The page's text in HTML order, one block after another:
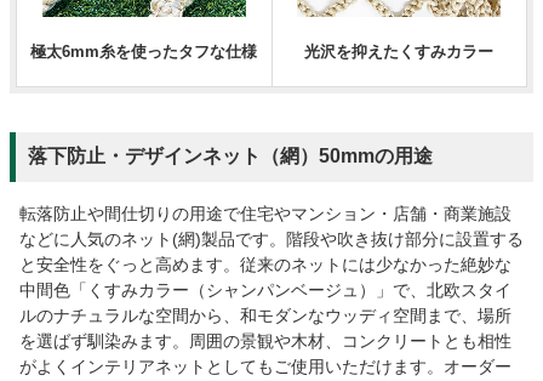
極太6mm糸を使ったタフな仕様 光沢を抑えたくすみカラー
落下防止・デザインネット（網）50mmの用途
転落防止や間仕切りの用途で住宅やマンション・店舗・商業施設
などに人気のネット(網)製品です。階段や吹き抜け部分に設置する
と安全性をぐっと高めます。従来のネットには少なかった絶妙な
中間色「くすみカラー（シャンパンベージュ）」で、北欧スタイ
ルのナチュラルな空間から、和モダンなウッディ空間まで、場所
を選ばず馴染みます。周囲の景観や木材、コンクリートとも相性
がよくインテリアネットとしてもご使用いただけます。オーダー